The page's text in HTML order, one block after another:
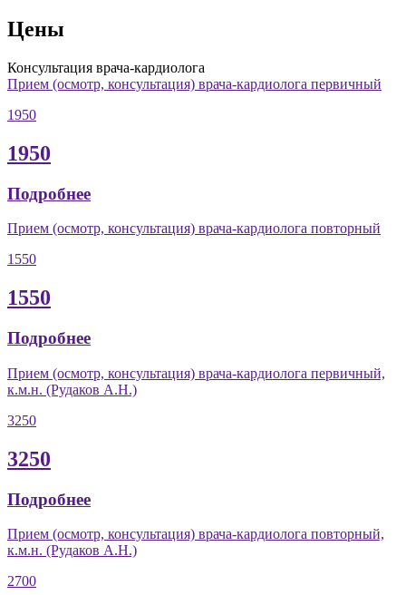
Цены
Консультация врача-кардиолога
Прием (осмотр, консультация) врача-кардиолога первичный
1950
1950
Подробнее
Прием (осмотр, консультация) врача-кардиолога повторный
1550
1550
Подробнее
Прием (осмотр, консультация) врача-кардиолога первичный,
к.м.н. (Рудаков А.Н.)
3250
3250
Подробнее
Прием (осмотр, консультация) врача-кардиолога повторный,
к.м.н. (Рудаков А.Н.)
2700